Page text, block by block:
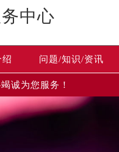
中心
问题/知识/资讯
诚为您服务！